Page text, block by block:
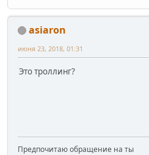
asiaron
июня 23, 2018, 01:31
Это троллинг?
Предпочитаю обращение на ты